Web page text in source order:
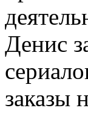
Денис
заказы